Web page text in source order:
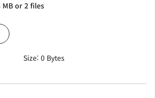
or 2 files
Size: 0 Bytes